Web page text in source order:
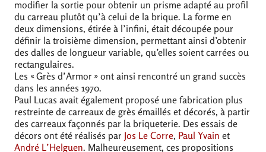
modifier la sortie pour obtenir un prisme adapté au profil
du carreau plutôt qu’à celui de la brique. La forme en
deux dimensions, étirée à l’infini, était découpée pour
définir la troisième dimension, permettant ainsi d’obtenir
des dalles de longueur variable, qu’elles soient carrées ou
rectangulaires.
Les «Grès d’Armor » ont ainsi rencontré un grand succès
dans les années 1970.
Paul Lucas avait également proposé une fabrication plus
restreinte de carreaux de grès émaillés et décorés, à partir
des carreaux façonnés par la briqueterie. Des essais de
décors ont été réalisés par Jos Le Corre, Paul Yvain et
André L’Helguen. Malheureusement, ces propositions